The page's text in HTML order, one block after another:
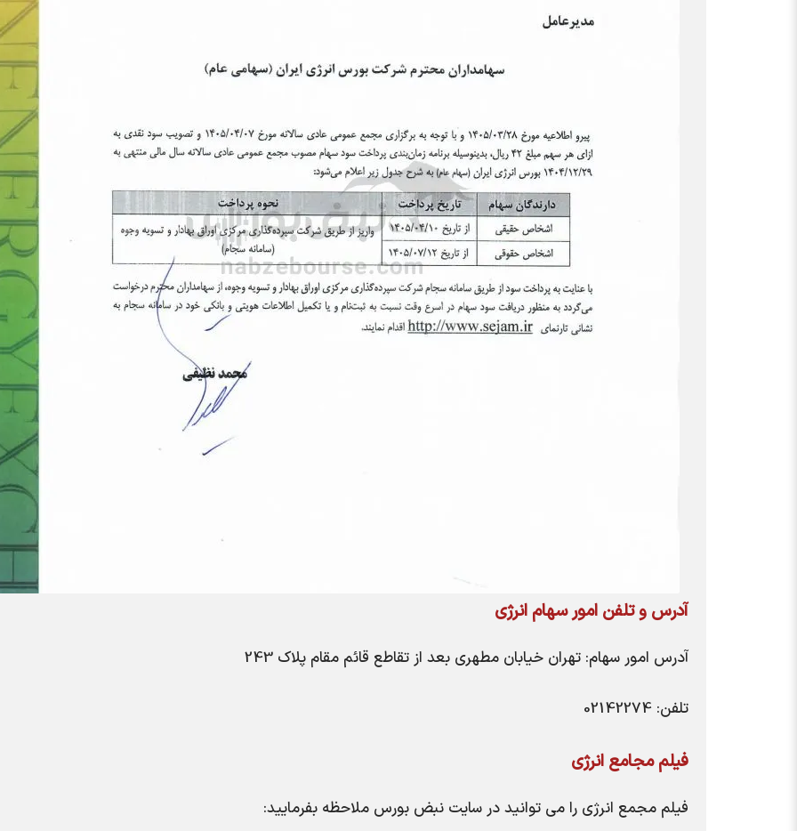
آدرس و تلفن امور سهام انرژی
آدرس امور سهام: تهران خیابان مطهری بعد از تقاطع قائم مقام پلاک 243
تلفن: 02142274
فیلم مجامع انرژی
فیلم مجمع انرژی را می توانید در سایت نبض بورس ملاحظه بفرمایید: